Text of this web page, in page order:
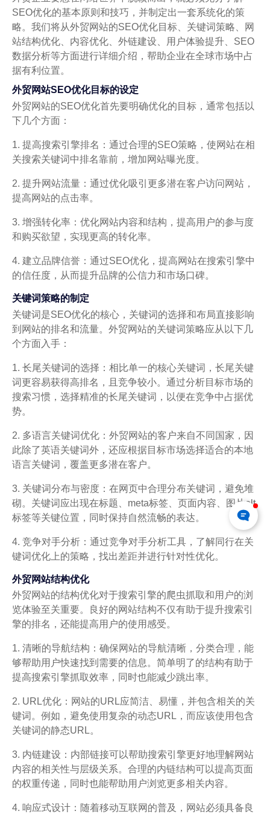
SEO优化的基本原则和技巧，并制定出一套系统化的策
略。我们将从外贸网站的SEO优化目标、关键词策略、网
站结构优化、内容优化、外链建设、用户体验提升、SEO
数据分析等方面进行详细介绍，帮助企业在全球市场中占
据有利位置。
外贸网站SEO优化目标的设定
外贸网站的SEO优化首先要明确优化的目标，通常包括以
下几个方面：
1. 提高搜索引擎排名：通过合理的SEO策略，使网站在相
关搜索关键词中排名靠前，增加网站曝光度。
2. 提升网站流量：通过优化吸引更多潜在客户访问网站，
提高网站的点击率。
3. 增强转化率：优化网站内容和结构，提高用户的参与度
和购买欲望，实现更高的转化率。
4. 建立品牌信誉：通过SEO优化，提高网站在搜索引擎中
的信任度，从而提升品牌的公信力和市场口碑。
关键词策略的制定
关键词是SEO优化的核心，关键词的选择和布局直接影响
到网站的排名和流量。外贸网站的关键词策略应从以下几
个方面入手：
1. 长尾关键词的选择：相比单一的核心关键词，长尾关键
词更容易获得高排名，且竞争较小。通过分析目标市场的
搜索习惯，选择精准的长尾关键词，以便在竞争中占据优
势。
2. 多语言关键词优化：外贸网站的客户来自不同国家，因
此除了英语关键词外，还应根据目标市场选择适合的本地
语言关键词，覆盖更多潜在客户。
3. 关键词分布与密度：在网页中合理分布关键词，避免堆
砌。关键词应出现在标题、meta标签、页面内容、图片alt
标签等关键位置，同时保持自然流畅的表达。
4. 竞争对手分析：通过竞争对手分析工具，了解同行在关
键词优化上的策略，找出差距并进行针对性优化。
外贸网站结构优化
外贸网站的结构优化对于搜索引擎的爬虫抓取和用户的浏
览体验至关重要。良好的网站结构不仅有助于提升搜索引
擎的排名，还能提高用户的使用感受。
1. 清晰的导航结构：确保网站的导航清晰，分类合理，能
够帮助用户快速找到需要的信息。简单明了的结构有助于
提高搜索引擎抓取效率，同时也能减少跳出率。
2. URL优化：网站的URL应简洁、易懂，并包含相关的关
键词。例如，避免使用复杂的动态URL，而应该使用包含
关键词的静态URL。
3. 内链建设：内部链接可以帮助搜索引擎更好地理解网站
内容的相关性与层级关系。合理的内链结构可以提高页面
的权重传递，同时也能帮助用户浏览更多相关内容。
4. 响应式设计：随着移动互联网的普及，网站必须具备良